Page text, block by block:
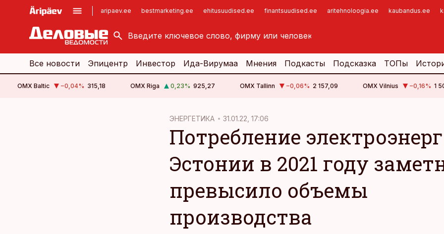
aripaev.ee bestmarketing.ee ehitusuudised.ee finantsuudised.ee aritehnoloogia.ee kaubandus.ee
kinnisvarauudised.ee
logistikauudised.ee
imelineajalugu.ee
Все новости Эпицентр Инвестор Ида-Вирумаа Мнения Подкасты Подсказка ТОПы
OMX Baltic −0,04% 315,18 OMX Riga 0,23% 925,27 OMX Tallinn −0,06% 2 157,09 OMX Vilnius −0,16% 1
ЭНЕРГЕТИКА 31.01.22, 17:06
Потребление
Эстонии в 2021 году
превысило объемы
производства